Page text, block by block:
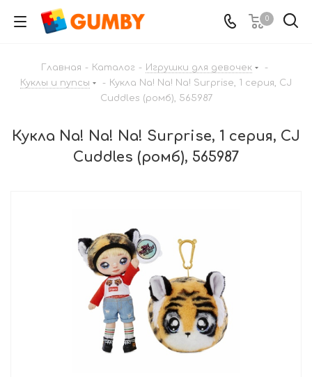
0
Главная - Каталог - Игрушки для девочек
-
Куклы и пупсы
- Кукла Na! Na! Na! Surprise, 1 серия, CJ
Cuddles (ромб), 565987
Кукла Na! Na! Na! Surprise, 1 серия, CJ
Cuddles (ромб), 565987